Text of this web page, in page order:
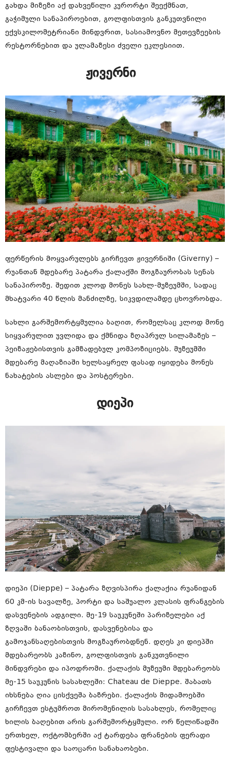
გახდა მიზეზი აქ დახვეწილი კურორტი შეექმნათ,
გაჭიმული სანაპიროებით, გოლფისთვის განკუთვნილი
ექვსკილომეტრიანი მინდვრით, სასიამოვნო მეთევზეების
რესტორნებით და ულამაზესი ძველი ეკლესიით.
ჟივერნი
ფერწერის მოყვარულებს გირჩევთ ჟივერნიში (Giverny) –
რუანთან მდებარე პატარა ქალაქში მოგზაურობას სენას
სანაპიროზე. შედით კლოდ მონეს სახლ-მუზეუმში, სადაც
მხატვარი 40 წლის მანძილზე, სიკვდილამდე ცხოვრობდა.
სახლი გარშემორტყმულია ბაღით, რომელსაც კლოდ მონე
სიყვარულით უვლიდა და ქმნიდა ზღაპრულ სილამაზეს –
პეიზაჟებისთვის გამზადებულ კომპოზიციებს. მუზეუმში
მდებარე მაღაზიაში ხელსაყრელ ფასად იყიდება მონეს
ნახატების ასლები და პოსტერები.
დიეპი
დიეპი (Dieppe) – პატარა ზღვისპირა ქალაქია რუანიდან
60 კმ-ის სავალზე, პორტი და საშუალო კლასის ფრანგების
დასვენების ადგილი. მე-19 საუკუნეში პარიზელები აქ
ზღვაში ბანაობისთვის, დასვენებისა და
გამოჯანსაღებისთვის მოგზაურობდნენ. დღეს კი დიეპში
მდებარეობს კაზინო, გოლფისთვის განკუთვნილი
მინდვრები და იპოდრომი. ქალაქის მუზეუმი მდებარეობს
მე-15 საუკუნის სასახლეში: Chateau de Dieppe. შაბათს
იხსნება ღია ცისქვეშა ბაზრები. ქალაქის მიდამოებში
გირჩევთ ესტუმროთ მირომენილის სასახლეს, რომელიც
ხილის ბაღებით არის გარშემორტყმული. ორ წელიწადში
ერთხელ, ოქტომბერში აქ ტარდება ფრანების ფერადი
ფესტივალი და საოცარი სანახაობები.